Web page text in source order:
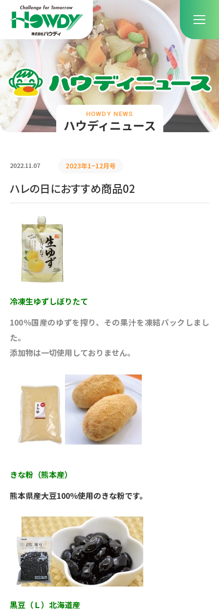
ハウディニュース
HOWDY NEWS
2022.11.07 2023年1~12月号
ハレの日におすすめ商品02
冷凍生ゆずしぼりたて
100％国産のゆずを搾り、その果汁を凍結パックしまし
た。
添加物は一切使用しておりません。
きな粉（熊本産）
熊本県産大豆100％使用のきな粉です。
黒豆（Ｌ）北海道産